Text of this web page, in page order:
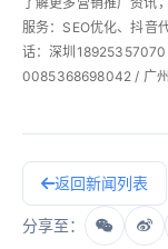
服务：SEO优化、抖音
话：深圳
0085368698042 / 广
返回新闻列表
分享至：